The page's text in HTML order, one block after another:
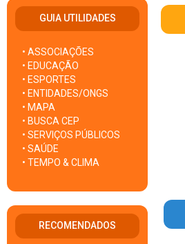
GUIA UTILIDADES
• ASSOCIAÇÕES
• EDUCAÇÃO
• ESPORTES
• ENTIDADES/ONGS
• MAPA
• BUSCA CEP
• SERVIÇOS PÚBLICOS
• SAÚDE
• TEMPO & CLIMA
RECOMENDADOS